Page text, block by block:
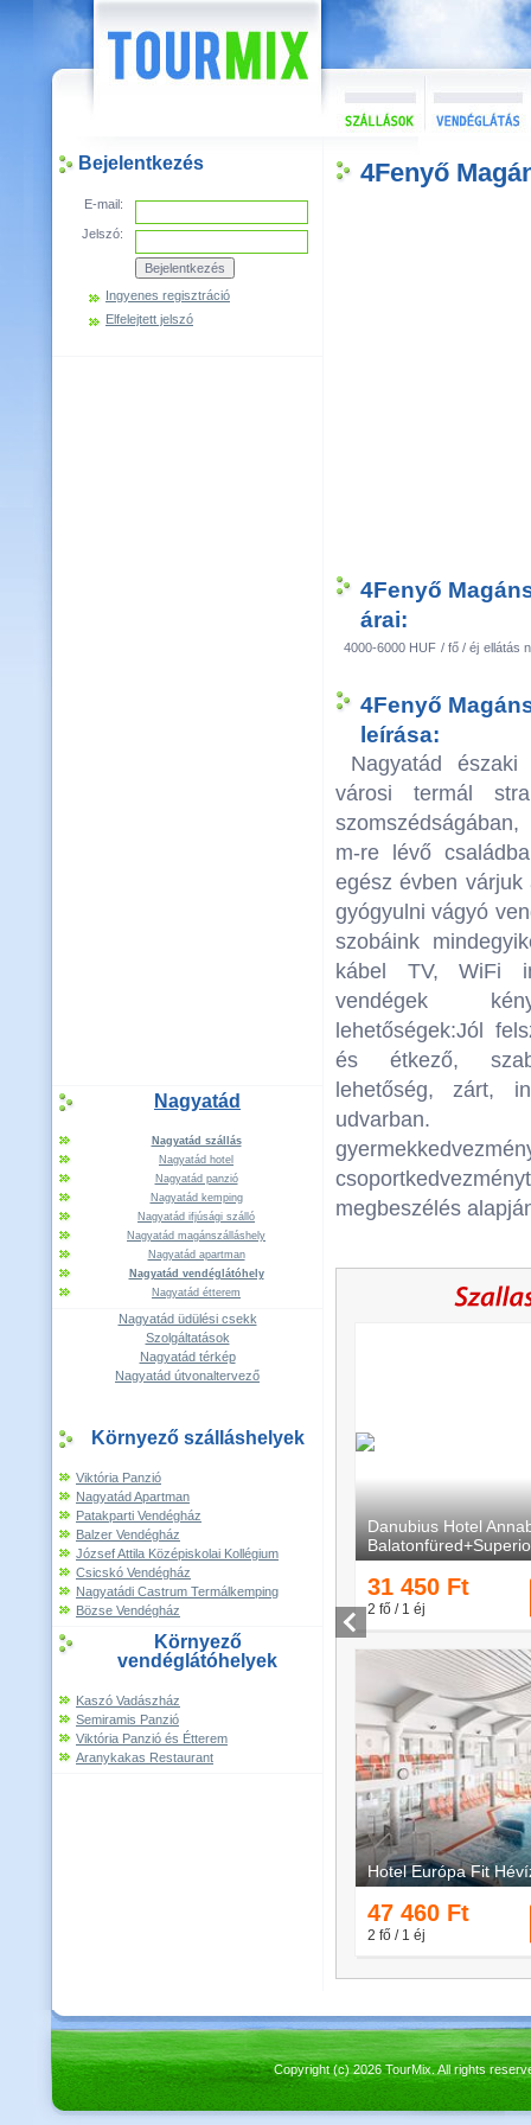
Bejelentkezés
E-mail:
Jelszó:
Ingyenes regisztráció
Elfelejtett jelszó
Nagyatád
Nagyatád szállás
Nagyatád hotel
Nagyatád panzió
Nagyatád kemping
Nagyatád ifjúsági szálló
Nagyatád magánszálláshely
Nagyatád apartman
Nagyatád vendéglátóhely
Nagyatád étterem
Nagyatád üdülési csekk
Szolgáltatások
Nagyatád térkép
Nagyatád útvonaltervező
Környező szálláshelyek
Viktória Panzió
Nagyatád Apartman
Patakparti Vendégház
Balzer Vendégház
József Attila Középiskolai Kollégium
Csicskó Vendégház
Nagyatádi Castrum Termálkemping
Bözse Vendégház
Környező
vendéglátóhelyek
Kaszó Vadászház
Semiramis Panzió
Viktória Panzió és Étterem
Aranykakas Restaurant
4Fenyő
4Fenyő
árai:
4000-6000 HUF / fő / éj ellátás
4Fenyő
leírása:
Nagyatád
városi termál
m-re lévő
egész évben
gyógyulni vágyó
szobáink
kábel TV, WiFi
vendégek
lehetőségek:Jól
és étkező,
lehetőség, zárt,
udvarban.
megbeszélés
Copyright (c) 2026 TourMix. All rights